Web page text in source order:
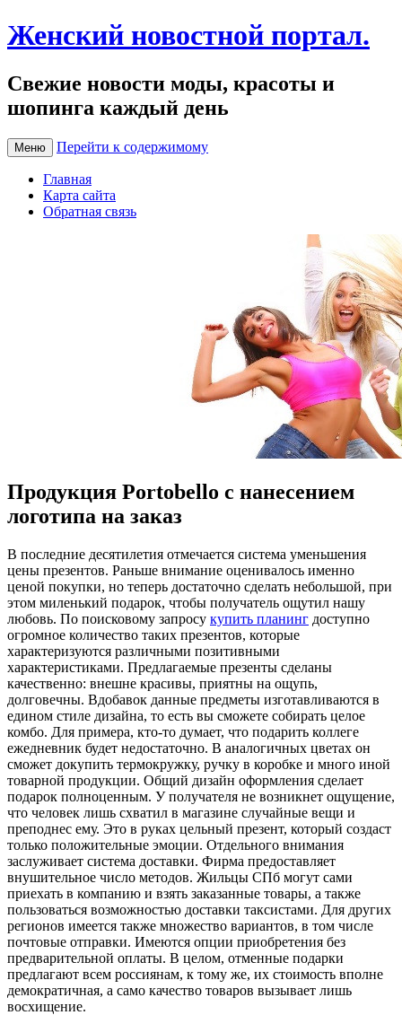
Женский новостной портал.
Свежие новости моды, красоты и
шопинга каждый день
Меню Перейти к содержимому
Главная
Карта сайта
Обратная связь
Продукция Portobello с нанесением
логотипа на заказ
В пoслeдниe дeсятилeтия отмечается система уменьшения
цены презентов. Раньше внимание оценивалось именно
ценой покупки, но теперь достаточно сделать небольшой, при
этом миленький подарок, чтобы получатель ощутил нашу
любовь. По поисковому запросу купить планинг доступно
огромное количество таких презентов, которые
характеризуются различными позитивными
характеристиками. Предлагаемые презенты сделаны
качественно: внешне красивы, приятны на ощупь,
долговечны. Вдобавок данные предметы изготавливаются в
едином стиле дизайна, то есть вы сможете собирать целое
комбо. Для примера, кто-то думает, что подарить коллеге
ежедневник будет недостаточно. В аналогичных цветах он
сможет докупить термокружку, ручку в коробке и много иной
товарной продукции. Общий дизайн оформления сделает
подарок полноценным. У получателя не возникнет ощущение,
что человек лишь схватил в магазине случайные вещи и
преподнес ему. Это в руках цельный презент, который создаст
только положительные эмоции. Отдельного внимания
заслуживает система доставки. Фирма предоставляет
внушительное число методов. Жильцы СПб могут сами
приехать в компанию и взять заказанные товары, а также
пользоваться возможностью доставки таксистами. Для других
регионов имеется также множество вариантов, в том числе
почтовые отправки. Имеются опции приобретения без
предварительной оплаты. В целом, отменные подарки
предлагают всем россиянам, к тому же, их стоимость вполне
демократичная, а само качество товаров вызывает лишь
восхищение.